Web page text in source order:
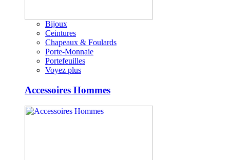
Bijoux
Ceintures
Chapeaux & Foulards
Porte-Monnaie
Portefeuilles
Voyez plus
Accessoires Hommes